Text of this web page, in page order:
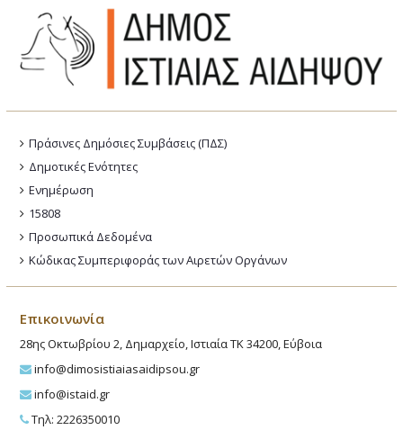
Πράσινες Δημόσιες Συμβάσεις (ΠΔΣ)
Δημοτικές Ενότητες
Ενημέρωση
15808
Προσωπικά Δεδομένα
Κώδικας Συμπεριφοράς των Αιρετών Οργάνων
Επικοινωνία
28ης Οκτωβρίου 2, Δημαρχείο, Ιστιαία ΤΚ 34200, Εύβοια
info@dimosistiaiasaidipsou.gr
info@istaid.gr
Τηλ: 2226350010